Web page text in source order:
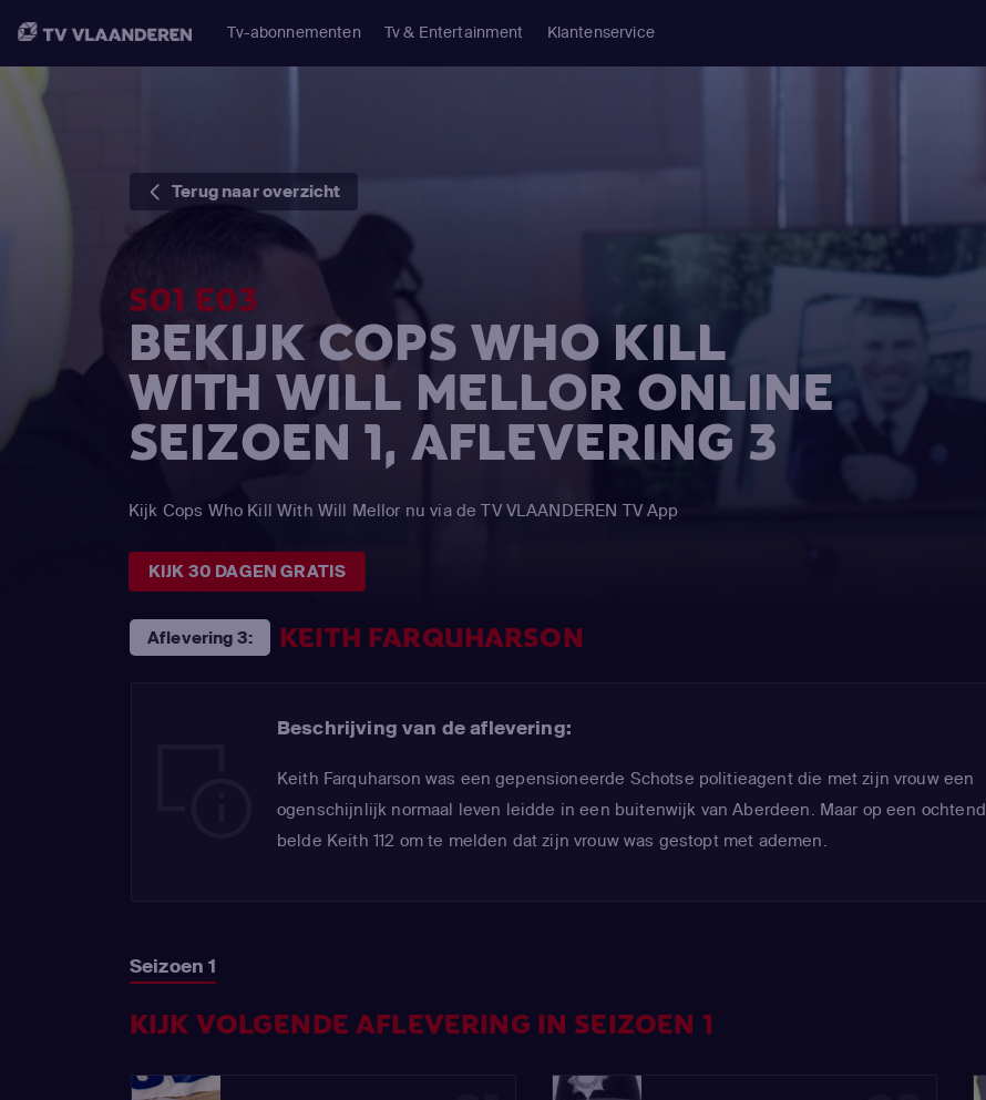
Tv-abonnementen Tv & Entertainment Klantenservice
Terug naar overzicht
S01 E03
BEKIJK COPS WHO KILL
WITH WILL MELLOR ONLINE
SEIZOEN 1, AFLEVERING 3
Kijk Cops Who Kill With Will Mellor nu via de TV VLAANDEREN TV App
KIJK 30 DAGEN GRATIS
Aflevering 3: KEITH FARQUHARSON
Beschrijving van de aflevering:
Keith Farquharson was een gepensioneerde Schotse politieagent die met zijn vrouw een
ogenschijnlijk normaal leven leidde in een buitenwijk van Aberdeen. Maar op een ochtend
belde Keith 112 om te melden dat zijn vrouw was gestopt met ademen.
Seizoen 1
KIJK VOLGENDE AFLEVERING IN SEIZOEN 1